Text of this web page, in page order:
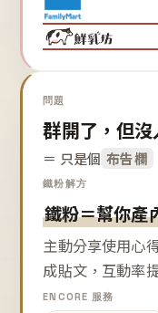
問題
群開了，但沒
＝ 只是個 布告欄
鐵粉解方
鐵粉＝幫你產
主動分享使用心
成貼文，互動率
ENCORE 服務